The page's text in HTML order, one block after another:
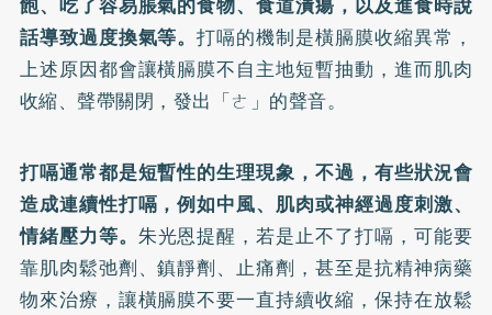
話導致過度換氣等。打嗝的機制是橫膈膜收縮異常，
上述原因都會讓橫膈膜不自主地短暫抽動，進而肌肉
收縮、聲帶關閉，發出「ㄜ」的聲音。
打嗝通常都是短暫性的生理現象，不過，有些狀況會
造成連續性打嗝，例如中風、肌肉或神經過度刺激、
情緒壓力等。 朱光恩提醒，若是止不了打嗝，可能要
靠肌肉鬆弛劑、鎮靜劑、止痛劑，甚至是抗精神病藥
物來治療，讓橫膈膜不要一直持續收縮，保持在放鬆